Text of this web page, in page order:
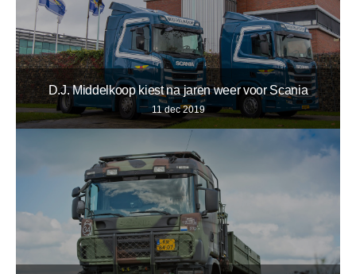
D.J. Middelkoop kiest na jaren weer voor Scania
11 dec 2019